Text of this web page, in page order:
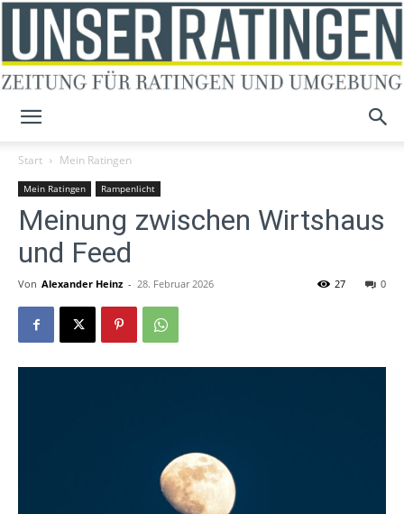
Ratingen
Start Mein Ratingen
Mein Ratingen Rampenlicht
Meinung zwischen Wirtshaus
und Feed
Von Alexander Heinz - 28. Februar 2026 0
27